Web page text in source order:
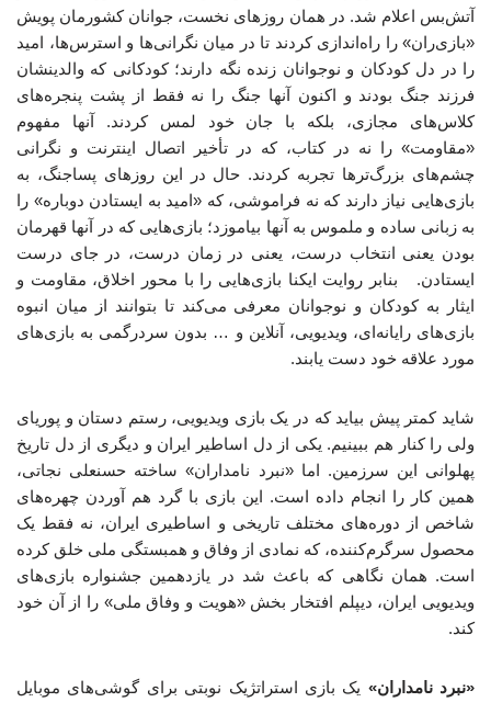
آتش‌بس اعلام شد. در همان روزهای نخست، جوانان کشورمان پویش
«بازی‌ران» را راه‌اندازی کردند تا در میان نگرانی‌ها و استرس‌ها، امید
را در دل کودکان و نوجوانان زنده نگه دارند؛ کودکانی که والدینشان
فرزند جنگ بودند و اکنون آنها جنگ را نه فقط از پشت پنجره‌های
کلاس‌های مجازی، بلکه با جان خود لمس کردند. آنها مفهوم
«مقاومت» را نه در کتاب، که در تأخیر اتصال اینترنت و نگرانی
چشم‌های بزرگ‌ترها تجربه کردند. حال در این روزهای پساجنگ، به
بازی‌هایی نیاز دارند که نه فراموشی، که «امید به ایستادن دوباره» را
به زبانی ساده و ملموس به آنها بیاموزد؛ بازی‌هایی که در آنها قهرمان
بودن یعنی انتخاب درست، یعنی در زمان درست، در جای درست
ایستادن. بنابر روایت ایکنا بازی‌هایی را با محور اخلاق، مقاومت و
ایثار به کودکان و نوجوانان معرفی می‌کند تا بتوانند از میان انبوه
بازی‌های رایانه‌ای، ویدیویی، آنلاین و … بدون سردرگمی به بازی‌های
مورد علاقه خود دست یابند.
شاید کمتر پیش بیاید که در یک بازی ویدیویی، رستم دستان و پوریای
ولی را کنار هم ببینیم. یکی از دل اساطیر ایران و دیگری از دل تاریخ
پهلوانی این سرزمین. اما «نبرد نامداران» ساخته حسنعلی نجاتی،
همین کار را انجام داده است. این بازی با گرد هم آوردن چهره‌های
شاخص از دوره‌های مختلف تاریخی و اساطیری ایران، نه فقط یک
محصول سرگرم‌کننده، که نمادی از وفاق و همبستگی ملی خلق کرده
است. همان نگاهی که باعث شد در یازدهمین جشنواره بازی‌های
ویدیویی ایران، دیپلم افتخار بخش «هویت و وفاق ملی» را از آن خود
کند.
«نبرد نامداران» یک بازی استراتژیک نوبتی برای گوشی‌های موبایل